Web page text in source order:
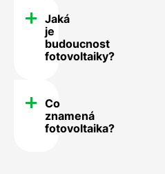
Jaká
je
budoucnost
fotovoltaiky?
Co
znamená
fotovoltaika?